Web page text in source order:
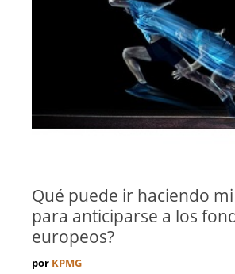
Qué puede ir haciendo
para anticiparse a los
europeos?
por KPMG